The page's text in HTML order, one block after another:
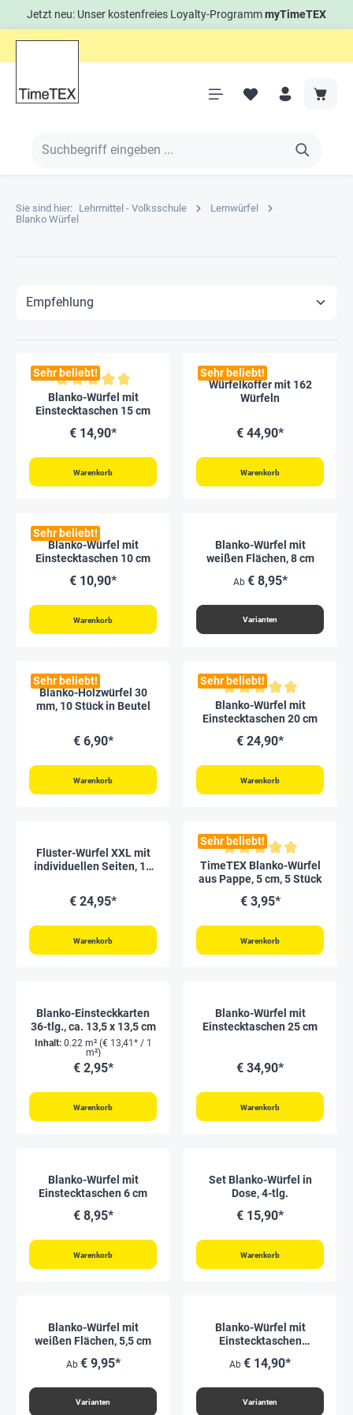
Jetzt neu: Unser kostenfreies Loyalty-ProgrammmyTimeTEX
Sie sind hier: Lehrmittel - Volksschule
Lernwürfel
Blanko Würfel
Sehr beliebt!
Durchschnittliche Bewertung von 5 von 5 Sternen
Blanko-Würfel mit
Einstecktaschen 15 cm
€ 14,90*
Warenkorb
Sehr beliebt!
Würfelkoffer mit 162
Würfeln
€ 44,90*
Warenkorb
Sehr beliebt!
Blanko-Würfel mit
Einstecktaschen 10 cm
€ 10,90*
Warenkorb
Blanko-Würfel mit
weißen Flächen, 8 cm
Ab € 8,95*
Varianten
Sehr beliebt!
Blanko-Holzwürfel 30
mm, 10 Stück in Beutel
€ 6,90*
Warenkorb
Sehr beliebt!
Durchschnittliche Bewertung
Blanko-Würfel mit
Einstecktaschen 20 cm
€ 24,90*
Warenkorb
Flüster-Würfel XXL mit
individuellen Seiten, 16
€ 24,95*
Warenkorb
Sehr beliebt!
Durchschnittliche Bewertung
TimeTEX Blanko-Würfel
aus Pappe, 5 cm, 5 Stück
€ 3,95*
Warenkorb
Blanko-Einsteckkarten
36-tlg., ca. 13,5 x 13,5 cm
Inhalt: 0.22 m² (€ 13,41* / 1
m²)
€ 2,95*
Warenkorb
Blanko-Würfel mit
Einstecktaschen 25 cm
€ 34,90*
Warenkorb
Blanko-Würfel mit
Einstecktaschen 6 cm
€ 8,95*
Warenkorb
Set Blanko-Würfel in
Dose, 4-tlg.
€ 15,90*
Warenkorb
Blanko-Würfel mit
weißen Flächen, 5,5 cm
Ab € 9,95*
Varianten
Blanko-Würfel mit
Einstecktaschen
Ab € 14,90*
Varianten